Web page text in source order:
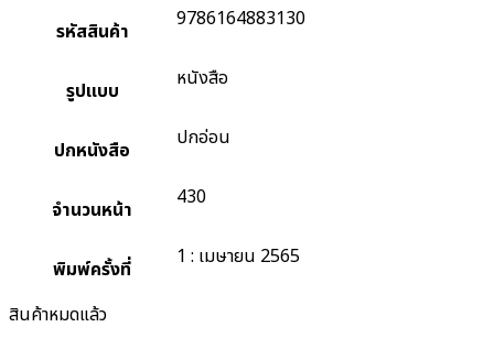
รหัสสินค้า 9786164883130
รูปแบบ หนังสือ
ปกหนังสือ ปกอ่อน
จำนวนหน้า 430
พิมพ์ครั้งที่ 1 : เมษายน 2565
สินค้าหมดแล้ว